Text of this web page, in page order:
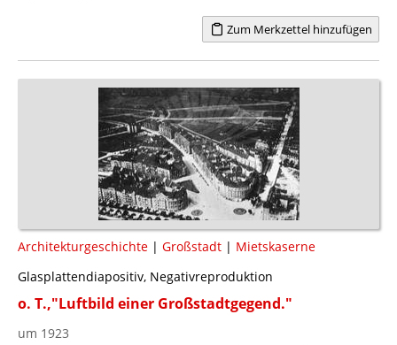
Zum Merkzettel hinzufügen
Architekturgeschichte | Großstadt | Mietskaserne
Glasplattendiapositiv, Negativreproduktion
o. T.,"Luftbild einer Großstadtgegend."
um 1923